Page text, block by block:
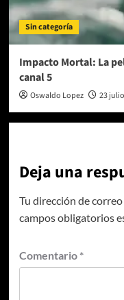
Sin categoría
Impacto Mortal: La
canal 5
Oswaldo Lopez 23
Deja una
Tu dirección de
campos obligatorios
Comentario *